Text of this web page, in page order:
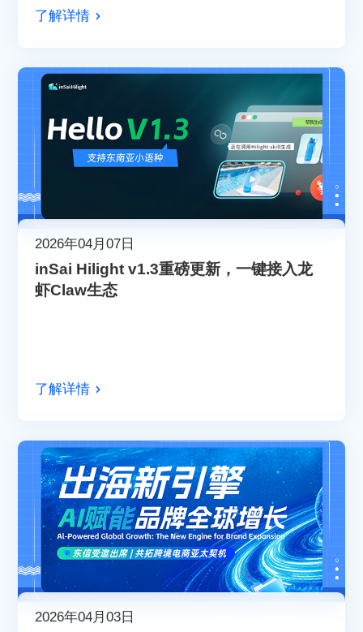
了解详情
2026年04月07日
inSai Hilight v1.3重磅更新，一键接入龙
虾Claw生态
了解详情
2026年04月03日